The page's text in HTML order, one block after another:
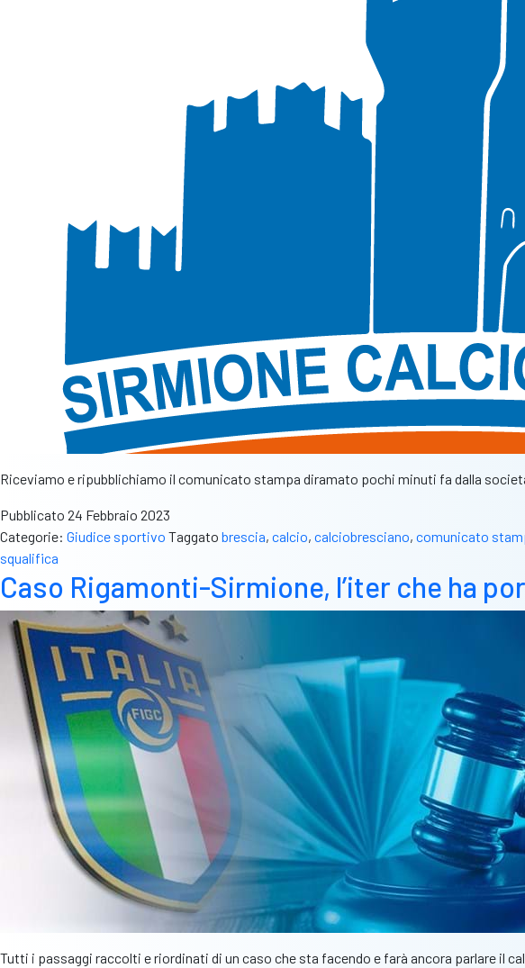
Riceviamo e ripubblichiamo il comunicato stampa diramato pochi minuti fa dalla
Pubblicato 24 Febbraio 2023
Categorie: Giudice sportivo Taggato brescia, calcio, calciobresciano, comunicato
squalifica
Caso Rigamonti-Sirmione, l’iter che ha
Tutti i passaggi raccolti e riordinati di un caso che sta facendo e farà ancora parlare il